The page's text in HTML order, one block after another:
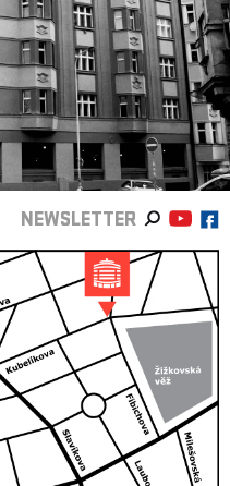
NEWSLETTER